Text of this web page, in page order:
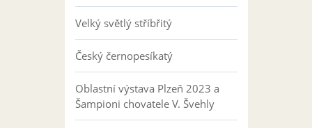
Velký světlý stříbřitý
Český černopesíkatý
Oblastní výstava Plzeň 2023 a
Šampioni chovatele V. Švehly